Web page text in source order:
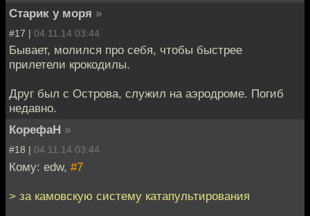
Старик у моря »
#17 | 04.11.14 03:44
Бывает, молился про себя, чтобы быстрее
прилетели крокодилы.
Друг был с Острова, служил на аэродроме. Погиб
недавно.
КорефаН »
#18 | 04.11.14 03:44
Кому: edw, #7
> за камовскую систему катапультирования